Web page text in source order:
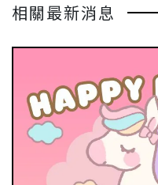
相關最新消息